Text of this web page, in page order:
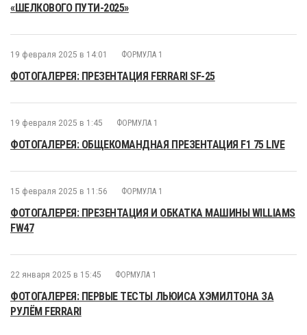
«ШЕЛКОВОГО ПУТИ-2025»
19 февраля 2025 в 14:01 ФОРМУЛА 1
ФОТОГАЛЕРЕЯ: ПРЕЗЕНТАЦИЯ FERRARI SF-25
19 февраля 2025 в 1:45 ФОРМУЛА 1
ФОТОГАЛЕРЕЯ: ОБЩЕКОМАНДНАЯ ПРЕЗЕНТАЦИЯ F1 75 LIVE
15 февраля 2025 в 11:56 ФОРМУЛА 1
ФОТОГАЛЕРЕЯ: ПРЕЗЕНТАЦИЯ И ОБКАТКА МАШИНЫ WILLIAMS
FW47
22 января 2025 в 15:45 ФОРМУЛА 1
ФОТОГАЛЕРЕЯ: ПЕРВЫЕ ТЕСТЫ ЛЬЮИСА ХЭМИЛТОНА ЗА
РУЛЁМ FERRARI